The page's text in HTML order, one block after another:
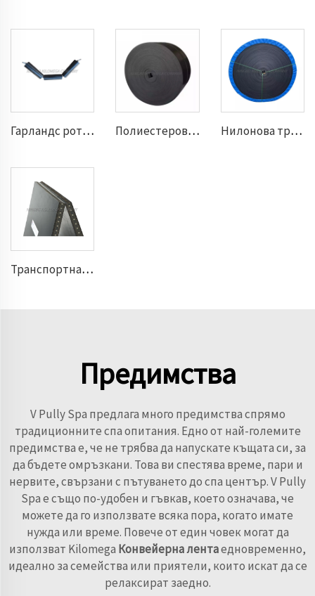
Гарландс ротационен ролкатор Полиестерова транспортна лента Нилонова транспортна лента
Транспортна лента със стоманен кабел
Предимства
V Pully Spa предлага много предимства спрямо
традиционните спа опитания. Едно от най-големите
предимства е, че не трябва да напускате къщата си, за
да бъдете омръзкани. Това ви спестява време, пари и
нервите, свързани с пътуването до спа център. V Pully
Spa е също по-удобен и гъвкав, което означава, че
можете да го използвате всяка пора, когато имате
нужда или време. Повече от един човек могат да
използват Kilomega Конвейерна лентаедновременно,
идеално за семейства или приятели, които искат да се
релаксират заедно.